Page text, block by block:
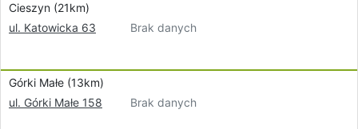
Cieszyn (21km)
ul. Katowicka 63
Brak danych
Górki Małe (13km)
ul. Górki Małe 158
Brak danych